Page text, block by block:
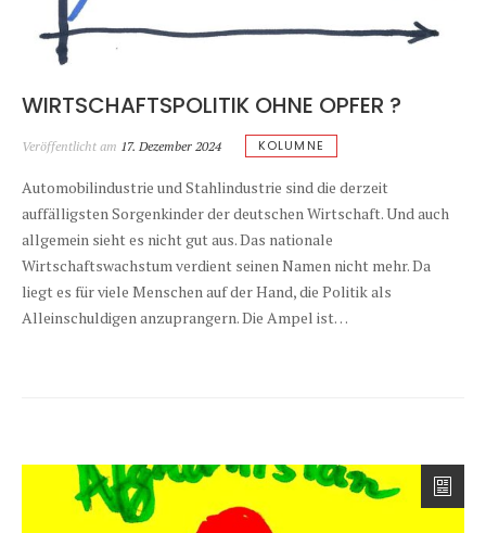
WIRTSCHAFTSPOLITIK OHNE OPFER ?
Veröffentlicht am 17. Dezember 2024 KOLUMNE
Automobilindustrie und Stahlindustrie sind die derzeit
auffälligsten Sorgenkinder der deutschen Wirtschaft. Und auch
allgemein sieht es nicht gut aus. Das nationale
Wirtschaftswachstum verdient seinen Namen nicht mehr. Da
liegt es für viele Menschen auf der Hand, die Politik als
Alleinschuldigen anzuprangern. Die Ampel ist…